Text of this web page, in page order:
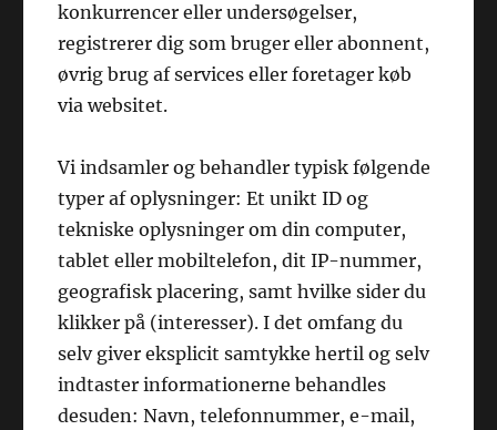
konkurrencer eller undersøgelser,
registrerer dig som bruger eller abonnent,
øvrig brug af services eller foretager køb
via websitet.
Vi indsamler og behandler typisk følgende
typer af oplysninger: Et unikt ID og
tekniske oplysninger om din computer,
tablet eller mobiltelefon, dit IP-nummer,
geografisk placering, samt hvilke sider du
klikker på (interesser). I det omfang du
selv giver eksplicit samtykke hertil og selv
indtaster informationerne behandles
desuden: Navn, telefonnummer, e-mail,